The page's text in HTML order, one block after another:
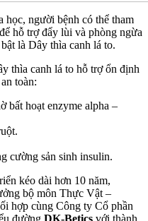
học, người bệnh có thể tham
hỗ trợ đẩy lùi và phòng ngừa
là Dây thìa canh lá to.
thìa canh lá to hỗ trợ ổn định
toàn:
bất hoạt enzyme alpha –
cường sản sinh insulin.
kéo dài hơn 10 năm,
bộ môn Thực Vật –
hợp cùng Công ty Cổ phần
đường DK-Betics với thành